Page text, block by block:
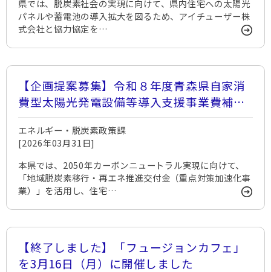
県では、脱炭素社会の実現に向けて、県内住宅への太陽光
パネルや蓄電池の導入拡大を図るため、アイチューザー株
式会社と協力協定を…
【企画提案募集】令和８年度青森県自家消
費型太陽光発電設備等導入支援事業費補助
金運営業務に係る企画提案を募集します
エネルギー・脱炭素政策課
[2026年03月31日]
本県では、2050年カーボンニュートラル実現に向けて、
「地域脱炭素移行・再エネ推進交付金（重点対策加速化事
業）」を活用し、住宅…
【終了しました】「フュージョンカフェ」
を3月16日（月）に開催しました